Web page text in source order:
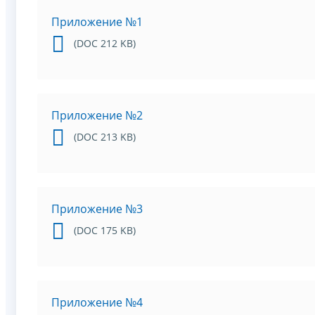
Приложение №1
(DOC 212 KB)
Приложение №2
(DOC 213 KB)
Приложение №3
(DOC 175 KB)
Приложение №4